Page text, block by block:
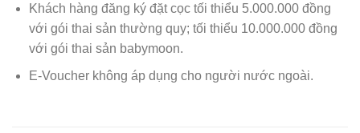
Khách hàng đăng ký đặt cọc tối thiểu 5.000.000 đồng
với gói thai sản thường quy; tối thiểu 10.000.000 đồng
với gói thai sản babymoon.
E-Voucher không áp dụng cho người nước ngoài.